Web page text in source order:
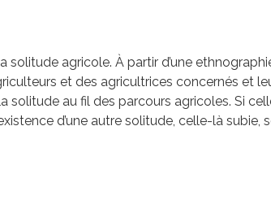
agricole. À partir d’une
et des agricultrices concernés et
solitude au fil des parcours agricoles. Si
d’une autre solitude, celle-là subie,